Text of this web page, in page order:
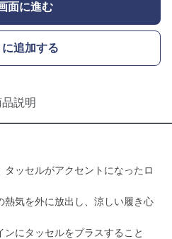
面に進む
に追加する
説明
ッセルがアクセントになったロ
気を外に放出し、涼しい履き心
にタッセルをプラスすること